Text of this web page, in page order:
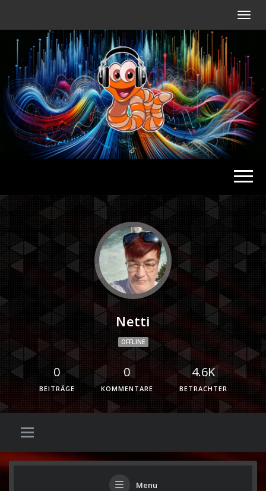
Radio
Netti
OFFLINE
0
BEITRÄGE
0
KOMMENTARE
4.6K
BETRACHTER
Menu